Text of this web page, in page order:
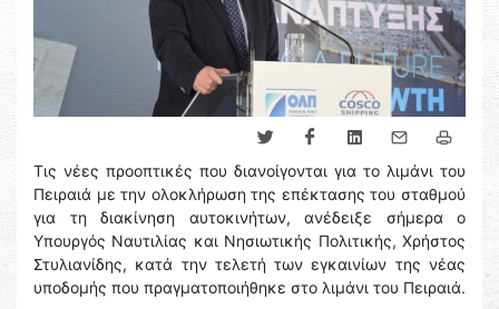
Τις νέες προοπτικές που διανοίγονται για το λιμάνι του
Πειραιά με την ολοκλήρωση της επέκτασης του σταθμού
για τη διακίνηση αυτοκινήτων, ανέδειξε σήμερα ο
Υπουργός Ναυτιλίας και Νησιωτικής Πολιτικής, Χρήστος
Στυλιανίδης, κατά την τελετή των εγκαινίων της νέας
υποδομής που πραγματοποιήθηκε στο λιμάνι του Πειραιά.